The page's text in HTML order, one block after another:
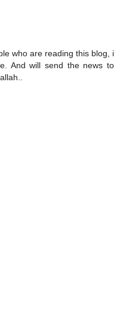
who are reading this blog, i
And will send the news to